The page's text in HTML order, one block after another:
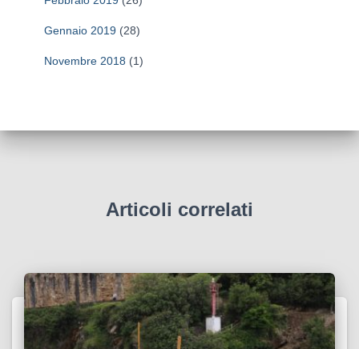
Gennaio 2019 (28)
Novembre 2018 (1)
Articoli correlati